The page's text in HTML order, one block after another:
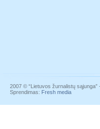
2007 © “Lietuvos žurnalistų
Sprendimas: Fresh media